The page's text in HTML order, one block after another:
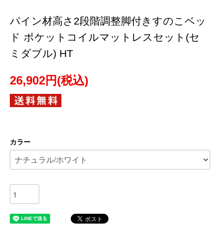
パイン材高さ2段階調整脚付きすのこベッ
ド ポケットコイルマットレスセット(セ
ミダブル) HT
26,902円(税込)
カラー